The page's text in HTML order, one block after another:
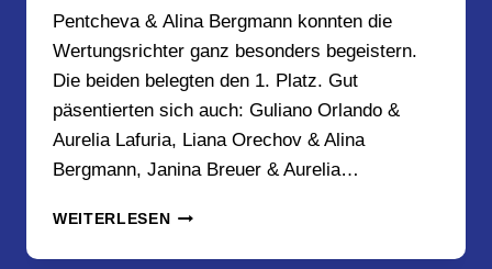
Pentcheva & Alina Bergmann konnten die
Wertungsrichter ganz besonders begeistern.
Die beiden belegten den 1. Platz. Gut
päsentierten sich auch: Guliano Orlando &
Aurelia Lafuria, Liana Orechov & Alina
Bergmann, Janina Breuer & Aurelia…
WEITERLESENKIDS-
TEENS-